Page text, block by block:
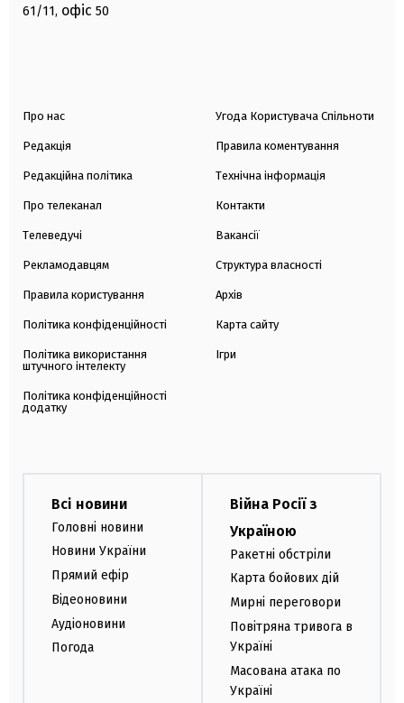
61/11, офіс 50
Про нас
Редакція
Редакційна політика
Про телеканал
Телеведучі
Рекламодавцям
Правила користування
Політика конфіденційності
Політика використання
штучного інтелекту
Політика конфіденційності
додатку
Угода Користувача Спільноти
Правила коментування
Технічна інформація
Контакти
Вакансії
Структура власності
Архів
Карта сайту
Ігри
Всі новини
Головні новини
Новини України
Прямий ефір
Відеоновини
Аудіоновини
Погода
Війна Росії з
Україною
Ракетні обстріли
Карта бойових дій
Мирні переговори
Повітряна тривога в
Україні
Масована атака по
Україні